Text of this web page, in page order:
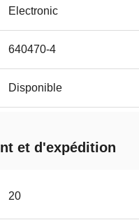
Electronic
640470-4
Disponible
et d'expédition
20